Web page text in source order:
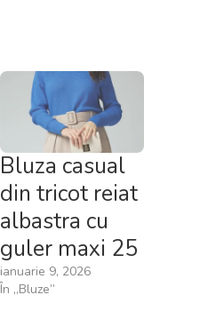
Bluza casual
din tricot reiat
albastra cu
guler maxi 25
ianuarie 9, 2026
În „Bluze”